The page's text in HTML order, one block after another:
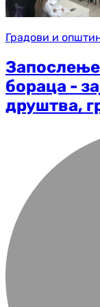
Градови и
Запослење
бораца -
друштва,